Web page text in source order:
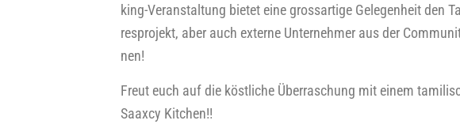
king-Ver­an­stal­tung bie­tet eine gross­ar­ti­ge Gele­gen­heit den
res­pro­jekt, aber auch exter­ne Unter­neh­mer aus der
nen!
Freut euch auf die köst­li­che Über­ra­schung mit einem
Saa­x­cy Kit­chen!!